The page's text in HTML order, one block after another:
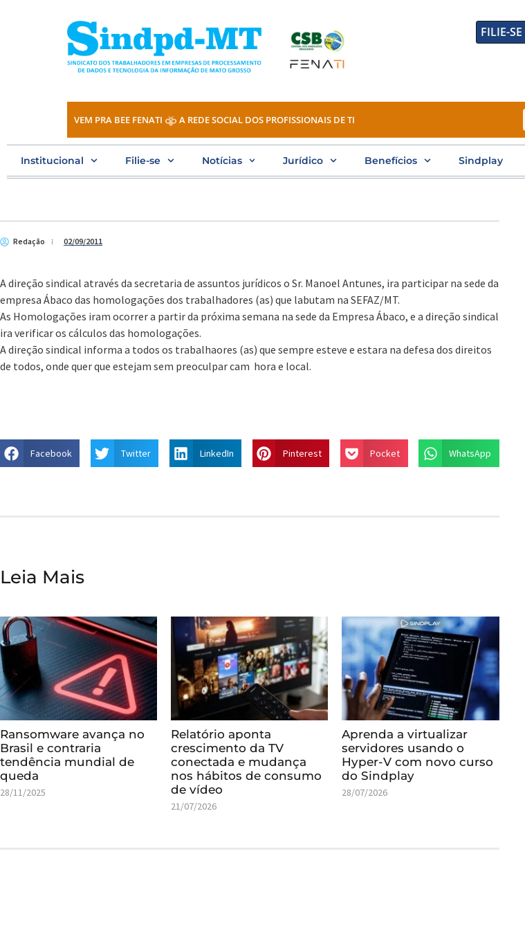
FILIE-SE
VEM PRA BEE FENATI A REDE SOCIAL DOS PROFISSIONAIS DE TI
Institucional Filie-se Notícias Jurídico Benefícios Sindplay
Redação 02/09/2011
A direção sindical através da secretaria de assuntos jurídicos o Sr. Manoel Antunes, ira participar na sede da
empresa Ábaco das homologações dos trabalhadores (as) que labutam na SEFAZ/MT.
As Homologações iram ocorrer a partir da próxima semana na sede da Empresa Ábaco, e a direção sindical
ira verificar os cálculos das homologações.
A direção sindical informa a todos os trabalhaores (as) que sempre esteve e estara na defesa dos direitos
de todos, onde quer que estejam sem preoculpar cam hora e local.
Facebook Twitter LinkedIn Pinterest Pocket WhatsApp
Leia Mais
Ransomware avança no
Brasil e contraria
tendência mundial de
queda
28/11/2025
Relatório aponta
crescimento da TV
conectada e mudança
nos hábitos de consumo
de vídeo
21/07/2026
Aprenda a virtualizar
servidores usando o
Hyper-V com novo curso
do Sindplay
28/07/2026